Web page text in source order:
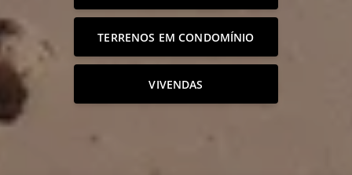
TERRENOS EM CONDOMÍNIO
VIVENDAS